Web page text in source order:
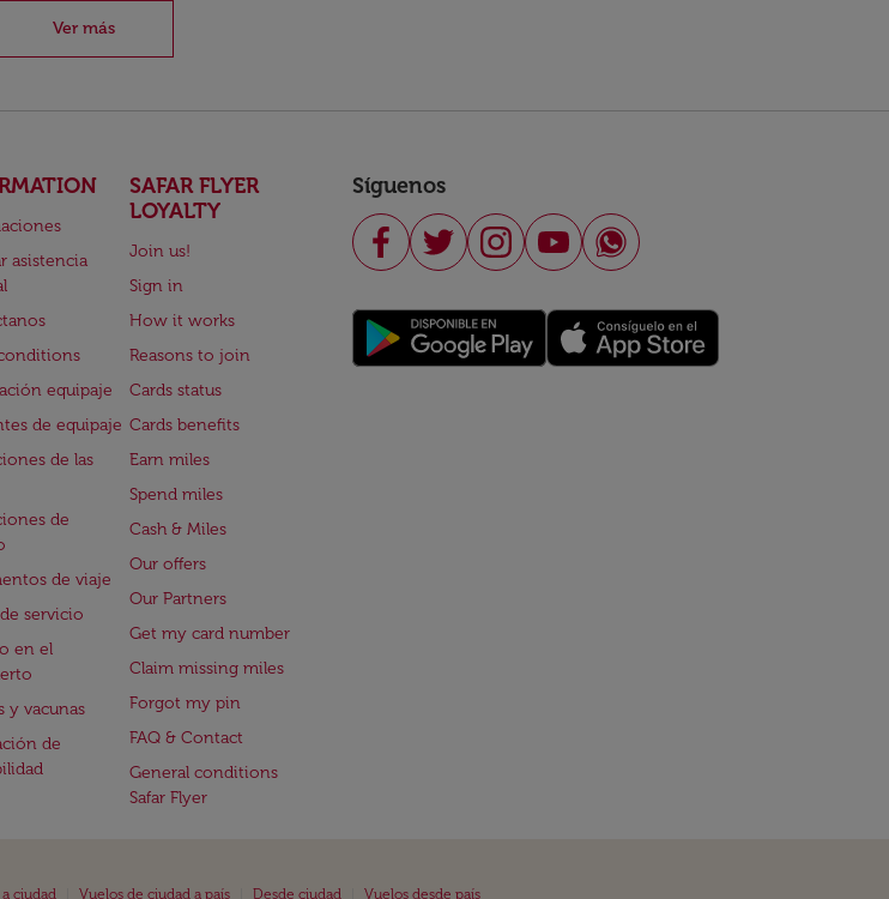
Ver más
asistencia
equipaje
de equipaje
de las
de
de viaje
servicio
en el
y vacunas
de
SAFAR FLYER
LOYALTY
Join us!
Sign in
How it works
Reasons to join
Cards status
Cards benefits
Earn miles
Spend miles
Cash & Miles
Our offers
Our Partners
Get my card number
Claim missing miles
Forgot my pin
FAQ & Contact
General conditions
Safar Flyer
Síguenos
ciudad Vuelos de ciudad a país Desde ciudad Vuelos desde país